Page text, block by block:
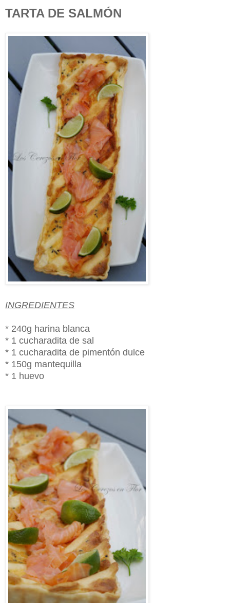
TARTA DE SALMÓN
INGREDIENTES
* 240g harina blanca
* 1 cucharadita de sal
* 1 cucharadita de pimentón dulce
* 150g mantequilla
* 1 huevo